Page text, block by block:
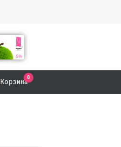
Корзина
0